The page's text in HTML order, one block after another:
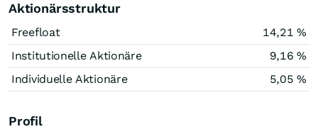
Aktionärsstruktur
Freefloat
14,21 %
Institutionelle Aktionäre
9,16 %
Individuelle Aktionäre
5,05 %
Profil